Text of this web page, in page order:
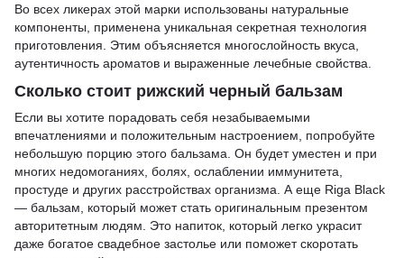
Во всех ликерах этой марки использованы натуральные
компоненты, применена уникальная секретная технология
приготовления. Этим объясняется многослойность вкуса,
аутентичность ароматов и выраженные лечебные свойства.
Сколько стоит рижский черный бальзам
Если вы хотите порадовать себя незабываемыми
впечатлениями и положительным настроением, попробуйте
небольшую порцию этого бальзама. Он будет уместен и при
многих недомоганиях, болях, ослаблении иммунитета,
простуде и других расстройствах организма. А еще Riga Black
— бальзам, который может стать оригинальным презентом
авторитетным людям. Это напиток, который легко украсит
даже богатое свадебное застолье или поможет скоротать